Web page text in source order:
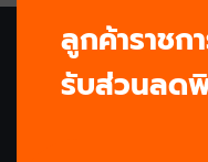
ลูกค้าราชก
รับส่วนลด